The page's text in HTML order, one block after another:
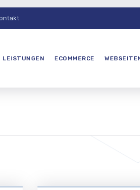
LEISTUNGEN ECOMMERCE